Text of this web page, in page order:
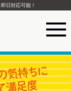
日対応可能！